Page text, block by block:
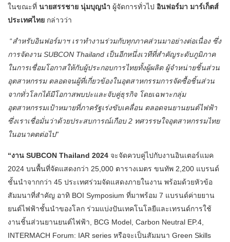
ในขณะที่ นายสรรชาย นุ่มบุญนำ ผู้จัดการทั่วไป อินฟอร์มา มาร์เก็ตส์
ประเทศไทย กล่าวว่า
“สำหรับอินฟอร์มาฯ เราทำงานร่วมกับทุกภาคส่วนมาอย่างต่อเนื่อง ซึ่ง
การจัดงาน SUBCON Thailand เป็นอีกหนึ่งเวทีที่สำคัญระดับภูมิภาค
ในการเชื่อมโอกาสให้กับผู้ประกอบการไทยทั้งผู้ผลิต ผู้จำหน่ายชิ้นส่วน
อุตสาหกรรม ตลอดจนผู้ที่เกี่ยวข้องในอุตสาหกรรมการจัดซื้อชิ้นส่วน
จากทั่วโลกได้มีโอกาสพบปะและจับคู่ธุรกิจ โดยเฉพาะกลุ่ม
อุตสาหกรรมเป้าหมายที่ภาครัฐเร่งขับเคลื่อน ตลอดจนยานยนต์ไฟฟ้า
ซึ่งเราเชื่อมั่นว่าด้วยประสบการณ์เกือบ 2 ทศวรรษใจอุตสาหกรรมไทย
ในอนาคตต่อไป”
“งาน SUBCON Thailand 2024 จะจัดควบคู่ไปกับงานอินเตอร์แมค
2024 บนพื้นที่จัดแสดงกว่า 25,000 ตารางเมตร ขนทัพ 2,200 แบรนด์
ชั้นนำจากกว่า 45 ประเทศร่วมจัดแสดงภายในงาน พร้อมด้วยหัวข้อ
สัมมนาที่สำคัญ อาทิ BOI Symposium ที่มาพร้อม 7 แบรนด์ค่ายยาน
ยนต์ไฟฟ้าชั้นนําของโลก ร่วมแบ่งปันเทคโนโลยีและเทรนด์การใช้
งานชิ้นส่วนยานยนต์ไฟฟ้า, BCG Model, Carbon Neutral EP.4,
INTERMACH Forum: IAR series หรือจะเป็นสัมมนา Green Skills